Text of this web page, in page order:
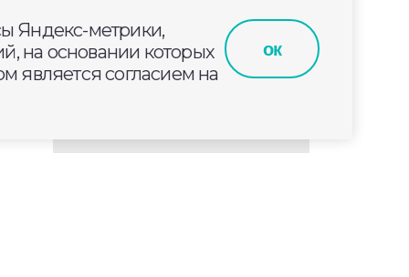
Яндекс-метрики,
на основании которых
является согласием на
ок